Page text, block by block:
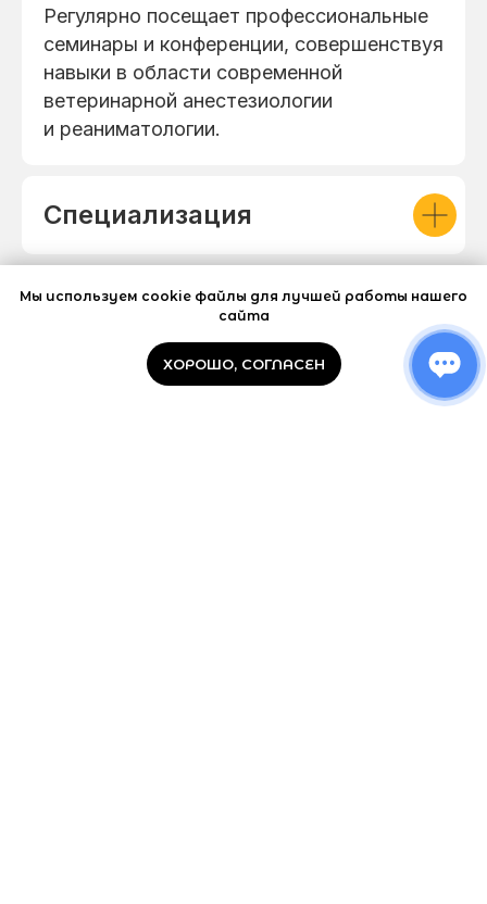
Регулярно посещает профессиональные
семинары и конференции, совершенствуя
навыки в области современной
ветеринарной анестезиологии
и реаниматологии.
Специализация
Принципы работы
Мы используем cookie файлы для лучшей работы нашего
сайта
ХОРОШО, СОГЛАСЕН